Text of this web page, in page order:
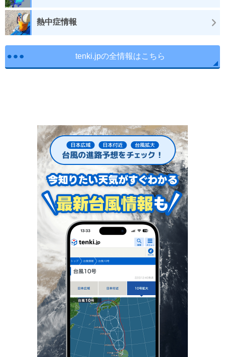
熱中症情報
tenki.jpの全情報はこちら